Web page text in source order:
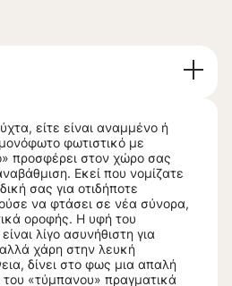
είτε είναι αναμμένο ή
φωτιστικό με
προσφέρει στον χώρο σας
Εκεί που νομίζατε
σας για οτιδήποτε
να φτάσει σε νέα σύνορα,
οροφής. Η υφή του
λίγο ασυνήθιστη για
χάρη στην λευκή
δίνει στο φως μια απαλή
«τύμπανου» πραγματικά